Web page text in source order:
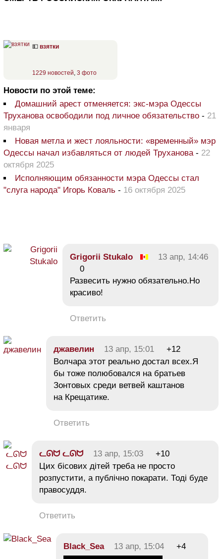
💵 взятки
1229 новостей 3 фото
Новости по этой теме:
Домашний арест отменяется: экс-мэра Одессы
Труханова освободили под личное обязательство - 21
января
Новая метла и жест лояльности: «временный» мэр
Одессы начал избавляться от людей Труханова - 22
октября 2025
Исполняющим обязанности мэра Одессы стал
"слуга народа" Игорь Коваль - 16 октября 2025
Grigorii Stukalo
13 апр, 14:46
0
Развесить нужно обязательно.Но
красиво!
Ответить
джавелин 13 апр, 15:01
+12
Волчара этот реально достал всех.Я
бы тоже полюбовался на братьев
Зонтовых среди ветвей каштанов
на Крещатике.
Ответить
ᓚᘏᗢ ᓚᘏᗢ 13 апр, 15:03
+10
Цих бісових дітей треба не просто
розпустити, а публічно покарати. Тоді буде
правосуддя.
Ответить
Black_Sea 13 апр, 15:04 +4